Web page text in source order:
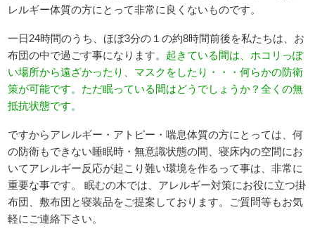
レルギー体質の方にとって非常に良くないものです。
一日24時間のうち、ほぼ3分の１の約8時間前後を私たちは、お
布団の中で過ごす事になります。 起きている間は、ホコリっぽ
い場所から遠ざかったり、マスクをしたり・・・何らかの防衛
策が可能です。ただ眠っている間はどうでしょうか？全くの無
抵抗状態です。
ですからアレルギー・アトピー・喘息体質の方にとっては、何
の防衛もできない睡眠時・無意識状態の間、寝床内の空間にお
いてアレルギー反応が起こり難い環境を作るって事は、非常に
重要な事です。 眠むの木では、アレルギー対策にお役に立つ掛
布団、敷布団と寝装品をご提案しております。ご質問等もお気
軽にご連絡下さい。